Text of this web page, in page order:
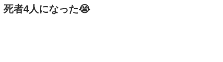
死者4人になった😭